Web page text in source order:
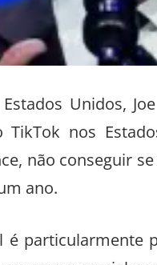
Unidos,
nos
não conseguir
ano.
particularmente